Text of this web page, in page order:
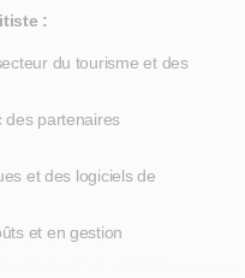
:
du tourisme et des
des partenaires
et des logiciels de
et en gestion